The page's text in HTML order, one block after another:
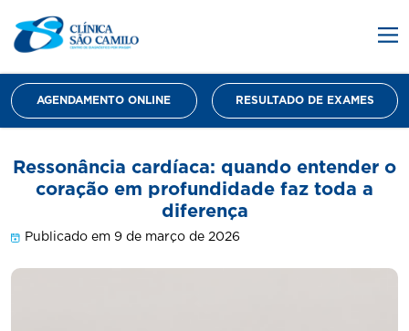
AGENDAMENTO ONLINE RESULTADO DE EXAMES
Ressonância cardíaca: quando entender o
coração em profundidade faz toda a
diferença
Publicado em 9 de março de 2026